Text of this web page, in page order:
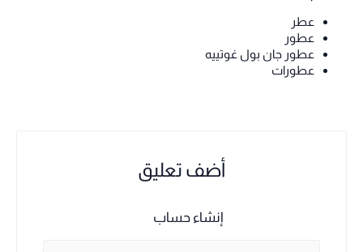
عطر
عطور
عطور جان بول غوتييه
عطورات
أضف تعليق
إنشاء حساب